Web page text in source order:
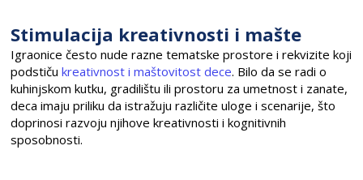
Stimulacija kreativnosti i mašte
Igraonice često nude razne tematske prostore i rekvizite koji
podstičukreativnost i maštovitost dece. Bilo da se radi o
kuhinjskom kutku, gradilištu ili prostoru za umetnost i zanate,
deca imaju priliku da istražuju različite uloge i scenarije, što
doprinosi razvoju njihove kreativnosti i kognitivnih
sposobnosti.